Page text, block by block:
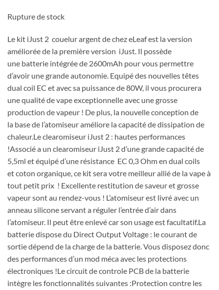
Rupture de stock
Le kit iJust 2 couelur argent de chez eLeaf est la version
améliorée de la première version iJust. Il possède
une batterie intégrée de 2600mAh pour vous permettre
d’avoir une grande autonomie. Equipé des nouvelles têtes
dual coil EC et avec sa puissance de 80W, il vous procurera
une qualité de vape exceptionnelle avec une grosse
production de vapeur ! De plus, la nouvelle conception de
la base de l’atomiseur améliore la capacité de dissipation de
chaleur.Le clearomiseur iJust 2 : hautes performances
!Associé a un clearomiseur iJust 2 d’une grande capacité de
5,5ml et équipé d’une résistance EC 0,3 Ohm en dual coils
et coton organique, ce kit sera votre meilleur allié de la vape à
tout petit prix ! Excellente restitution de saveur et grosse
vapeur sont au rendez-vous ! L’atomiseur est livré avec un
anneau silicone servant a réguler l’entrée d’air dans
l’atomiseur. Il peut être enlevé car son usage est facultatif.La
batterie dispose du Direct Output Voltage : le courant de
sortie dépend de la charge de la batterie. Vous disposez donc
des performances d’un mod méca avec les protections
électroniques !Le circuit de controle PCB de la batterie
intègre les fonctionnalités suivantes :Protection contre les